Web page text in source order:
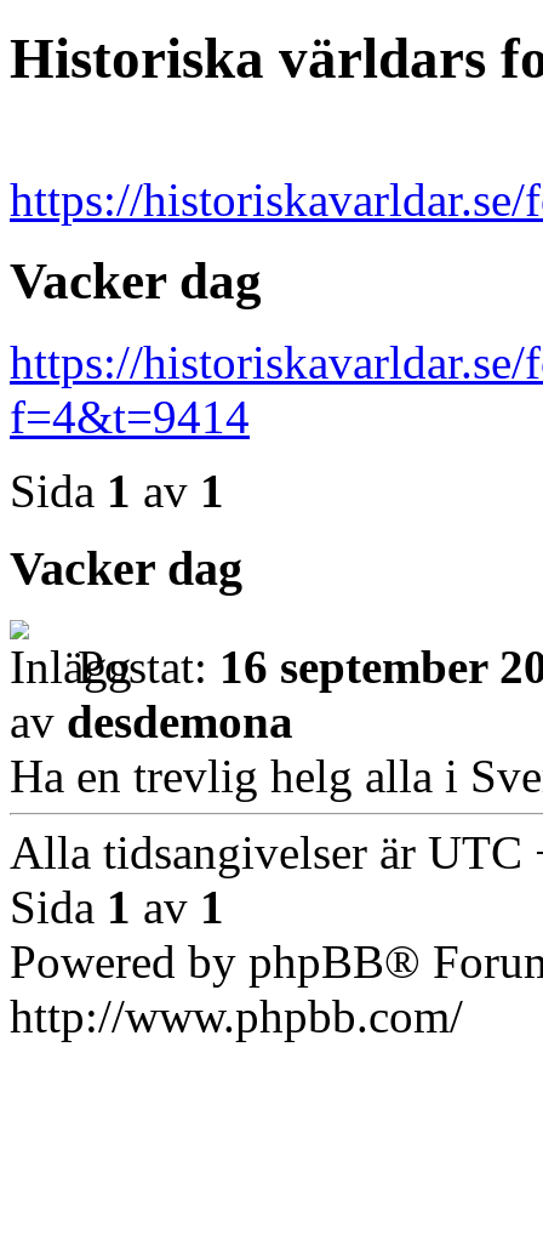
Historiska världars
https://historiskavarldar.se/
Vacker dag
https://
f=4&t=9414
Sida 1 av 1
Vacker dag
Postat: 16 september
av desdemona
Ha en trevlig helg alla i
Alla tidsangivelser är UTC
Sida 1 av 1
Powered by phpBB®
http://www.phpbb.com/